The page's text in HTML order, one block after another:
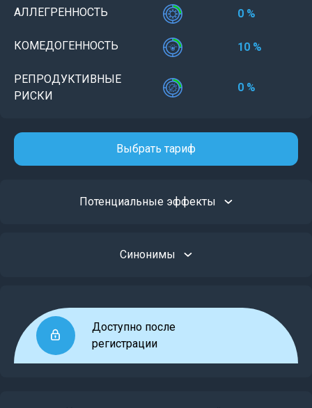
АЛЛЕГРЕННОСТЬ 0 %
КОМЕДОГЕННОСТЬ 10 %
РЕПРОДУКТИВНЫЕ
РИСКИ
0 %
Выбрать тариф
Потенциальные эффекты
Синонимы
Доступно после
регистрации